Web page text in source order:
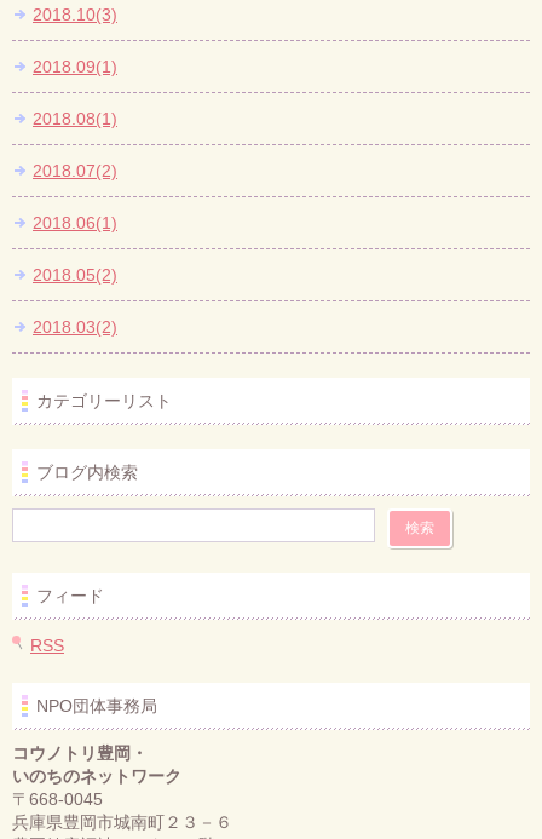
2018.10(3)
2018.09(1)
2018.08(1)
2018.07(2)
2018.06(1)
2018.05(2)
2018.03(2)
カテゴリーリスト
ブログ内検索
フィード
RSS
NPO団体事務局
コウノトリ豊岡・
いのちのネットワーク
〒668-0045
兵庫県豊岡市城南町２３－６